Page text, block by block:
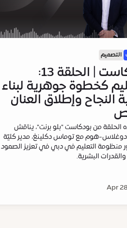
التصميم
بودكاست | الحلقة 13:
كخطوة جوهرية لبناء
النجاح وإطلاق العنان
من بودكاست "بلو برنت"، يناقش
دوغلاس-هوم مع توماس دكلينغ، مدير كليّة
منظومة التعليم في دبي في تعزيز الصمود
والقدرات البشرية.
Apr